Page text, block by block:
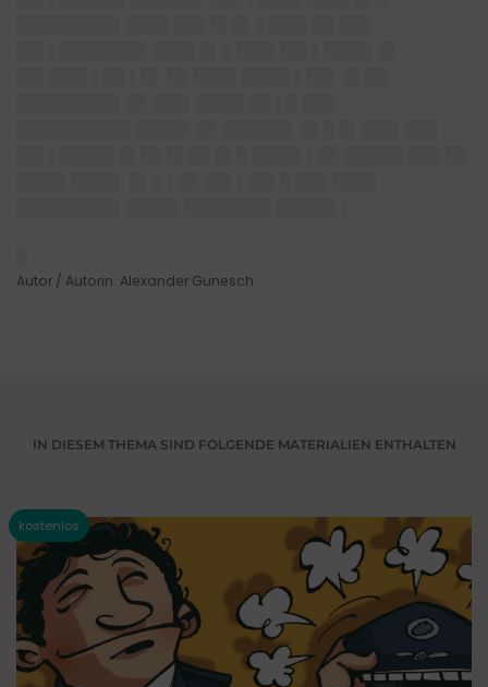
Autor / Autorin: Alexander Gunesch
IN DIESEM THEMA SIND FOLGENDE MATERIALIEN ENTHALTEN